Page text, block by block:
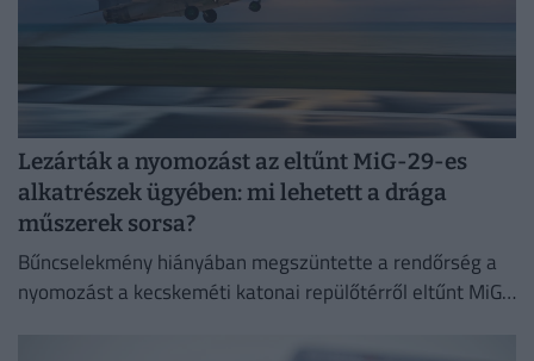
Lezárták a nyomozást az eltűnt MiG-29-es
alkatrészek ügyében: mi lehetett a drága
műszerek sorsa?
Bűncselekmény hiányában megszüntette a rendőrség a
nyomozást a kecskeméti katonai repülőtérről eltűnt MiG–